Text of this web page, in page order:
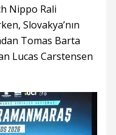
Nippo Rali
Slovakya’nın
Tomas Barta
Lucas Carstensen